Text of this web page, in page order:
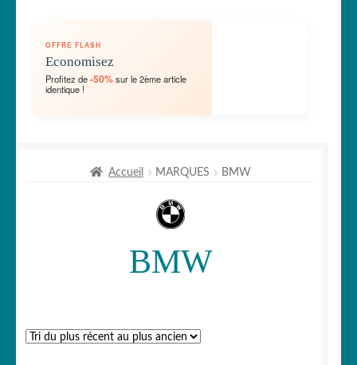
🐾 Stickers Animaux
🏡 Stickers décoration maison
🖨 3D et divers
🐣 Décoration chambre Enfants
Générateur de sticker
Fait au Japon 🇯🇵
OFFRE FLASH
Economisez
Profitez de-50%sur le 2ème article
identique !
Accueil MARQUES BMW
BMW